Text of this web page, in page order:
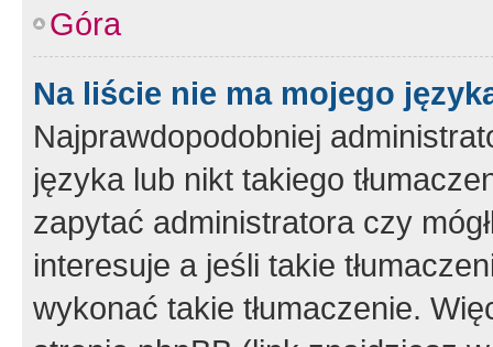
Góra
Na liście nie ma mojego
Najprawdopodobniej
języka lub nikt takiego
zapytać administratora czy
interesuje a jeśli takie
wykonać takie tłumaczenie.